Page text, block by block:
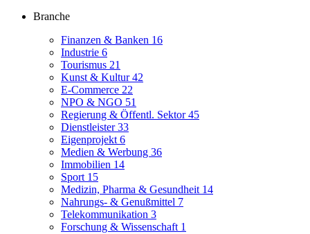
Branche
Finanzen & Banken 16
Industrie 6
Tourismus 21
Kunst & Kultur42
E-Commerce 22
NPO & NGO 51
Regierung & Öffentl. Sektor45
Dienstleister33
Eigenprojekt 6
Medien & Werbung 36
Immobilien 14
Sport 15
Medizin, Pharma & Gesundheit 14
Nahrungs- & Genußmittel 7
Telekommunikation 3
Forschung & Wissenschaft 1